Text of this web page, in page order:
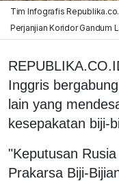
Tim Infografis
Perjanjian Koridor Gandum
Inggris
lain yang
kesepakatan biji-
"Keputusan
Prakarsa Biji-